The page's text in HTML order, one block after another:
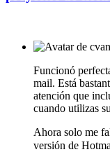
Funcionó
mail. Está
atención que
cuando utilizas
Ahora solo me
versión de